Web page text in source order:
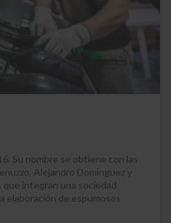
Su nombre se obtiene con las
Alejandro Dominguez y
que integran una sociedad
elaboración de espumosos